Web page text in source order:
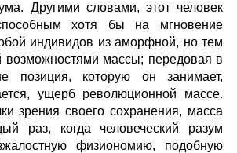
Другими словами, этот человек
хотя бы на мгновение
индивидов из аморфной, но тем
возможностями массы; передовая в
позиция, которую он занимает,
ущерб революционной массе.
зрения своего сохранения, масса
раз, когда человеческий разум
физиономию, подобную